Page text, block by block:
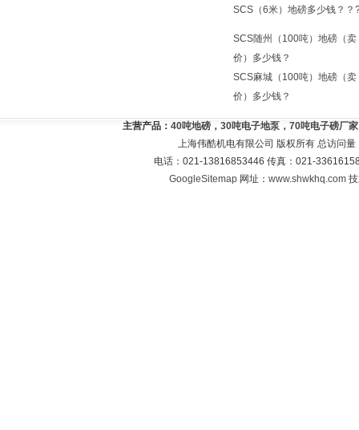
SCS（6米）地磅多少钱？？
SCS随州（100吨）地磅（卖
价）多少钱？
SCS麻城（100吨）地磅（卖
价）多少钱？
主营产品： 40吨地磅，30吨电子地泵，70吨电子磅厂
上海伟酷机电有限公司 版权所有 总访问量
电话：021-13816853446 传真：021-
GoogleSitemap 网址：www.shwkhq.com